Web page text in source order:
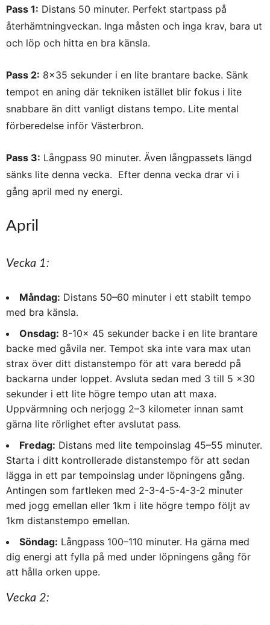
Pass 1: Distans 50 minuter. Perfekt startpass på
återhämtningveckan. Inga måsten och inga krav, bara ut
och löp och hitta en bra känsla.
Pass 2: 8×35 sekunder i en lite brantare backe. Sänk
tempot en aning där tekniken istället blir fokus i lite
snabbare än ditt vanligt distans tempo. Lite mental
förberedelse inför Västerbron.
Pass 3: Långpass 90 minuter. Även långpassets längd
sänks lite denna vecka. Efter denna vecka drar vi i
gång april med ny energi.
April
Vecka 1:
Måndag: Distans 50–60 minuter i ett stabilt tempo
med bra känsla.
Onsdag: 8-10x 45 sekunder backe i en lite brantare
backe med gåvila ner. Tempot ska inte vara max utan
strax över ditt distanstempo för att vara beredd på
backarna under loppet. Avsluta sedan med 3 till 5 x30
sekunder i ett lite högre tempo utan att maxa.
Uppvärmning och nerjogg 2–3 kilometer innan samt
gärna lite rörlighet efter avslutat pass.
Fredag: Distans med lite tempoinslag 45–55 minuter.
Starta i ditt kontrollerade distanstempo för att sedan
lägga in ett par tempoinslag under löpningens gång.
Antingen som fartleken med 2-3-4-5-4-3-2 minuter
med jogg emellan eller 1km i lite högre tempo följt av
1km distanstempo emellan.
Söndag: Långpass 100–110 minuter. Ha gärna med
dig energi att fylla på med under löpningens gång för
att hålla orken uppe.
Vecka 2: